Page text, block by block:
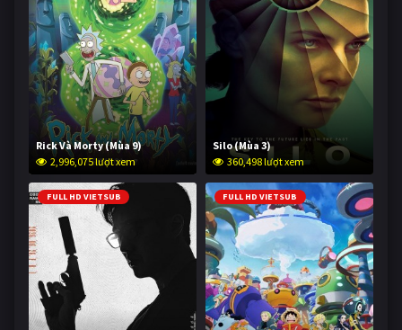
Rick Và Morty (Mùa 9)
2,996,075 lượt xem
Silo (Mùa 3)
360,498 lượt xem
FULL HD VIETSUB FULL HD VIETSUB